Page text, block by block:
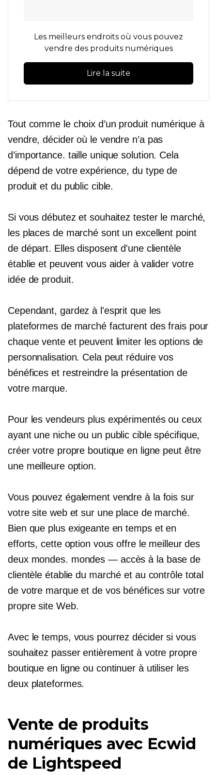
Les meilleurs endroits où vous pouvez
vendre des produits numériques
Lire la suite
Tout comme le choix d’un produit numérique à
vendre, décider où le vendre n’a pas
d’importance. taille unique solution. Cela
dépend de votre expérience, du type de
produit et du public cible.
Si vous débutez et souhaitez tester le marché,
les places de marché sont un excellent point
de départ. Elles disposent d'une clientèle
établie et peuvent vous aider à valider votre
idée de produit.
Cependant, gardez à l'esprit que les
plateformes de marché facturent des frais pour
chaque vente et peuvent limiter les options de
personnalisation. Cela peut réduire vos
bénéfices et restreindre la présentation de
votre marque.
Pour les vendeurs plus expérimentés ou ceux
ayant une niche ou un public cible spécifique,
créer votre propre boutique en ligne peut être
une meilleure option.
Vous pouvez également vendre à la fois sur
votre site web et sur une place de marché.
Bien que plus exigeante en temps et en
efforts, cette option vous offre le meilleur des
deux mondes. mondes — accès à la base de
clientèle établie du marché et au contrôle total
de votre marque et de vos bénéfices sur votre
propre site Web.
Avec le temps, vous pourrez décider si vous
souhaitez passer entièrement à votre propre
boutique en ligne ou continuer à utiliser les
deux plateformes.
Vente de produits
numériques avec Ecwid
de Lightspeed